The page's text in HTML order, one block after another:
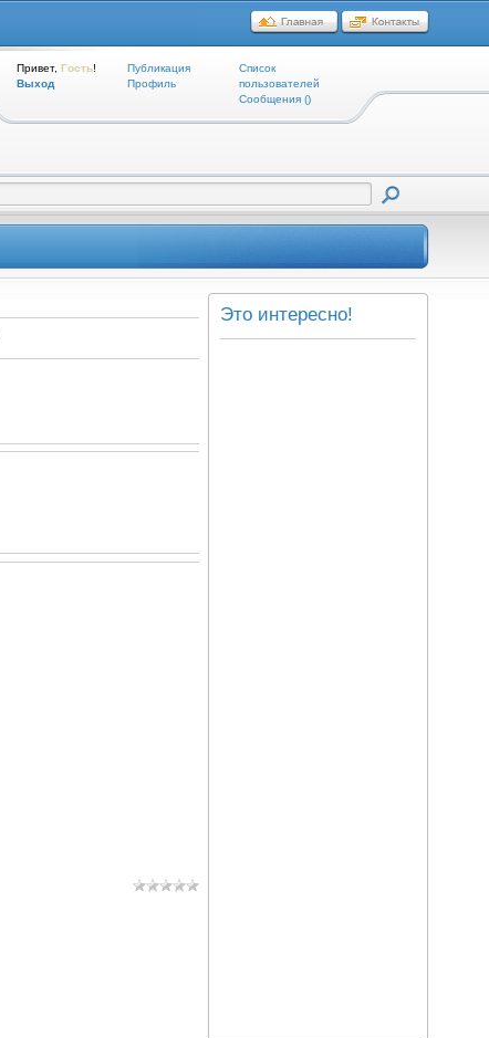
Привет, Гость!
Выход
Публикация
Профиль
Список
пользователей
Cообщения ()
Это интересно!